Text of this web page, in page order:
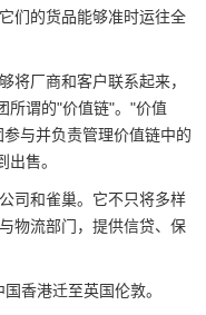
们的货品能够准时运往全
将厂商和客户联系起来，
所谓的"价值链"。"价值
与并负责管理价值链中的
售。
公司和雀巢。它不只将多样
物流部门，提供信贷、保
香港迁至英国伦敦。